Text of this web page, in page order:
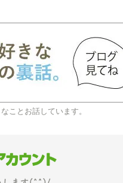
ことお話しています。